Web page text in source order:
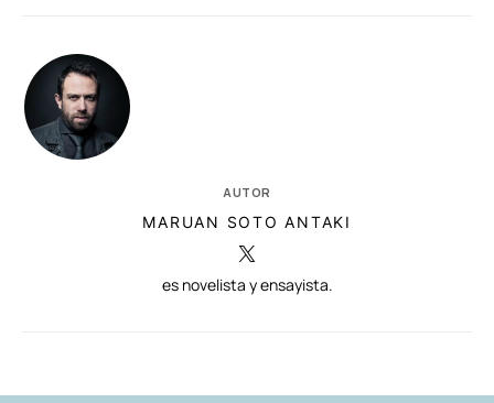
AUTOR
MARUAN SOTO ANTAKI
es novelista y ensayista.